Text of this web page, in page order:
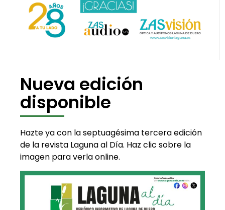
Nueva edición
disponible
Hazte ya con la septuagésima tercera edición
de la revista Laguna al Día. Haz clic sobre la
imagen para verla online.